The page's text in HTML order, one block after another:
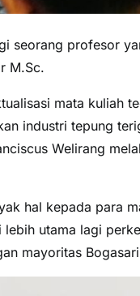
seorang profesor
M.Sc.
mata kuliah
industri tepung
Welirang
hal kepada para
utama lagi
mayoritas